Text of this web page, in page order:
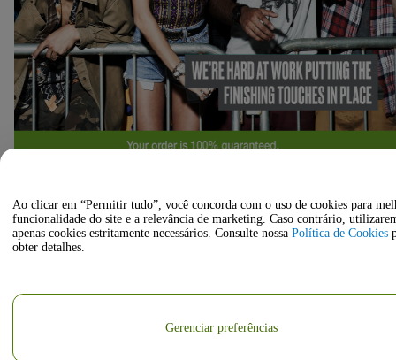
Ver outros BASSAFFEKT eventos
Messegelände(opens in new tab)
Ao clicar em “Permitir tudo”, você concorda com o uso de cookies para
funcionalidade do site e a relevância de marketing. Caso contrário,
apenas cookies estritamente necessários. Consulte nossa Política de Cookies
obter detalhes.
Gerenciar preferências